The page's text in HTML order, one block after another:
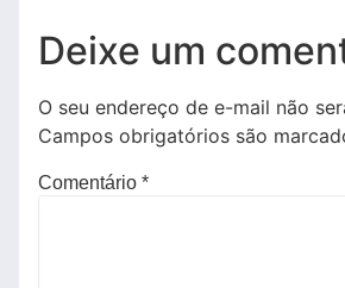
Deixe um
O seu endereço de e-mail não
Campos obrigatórios são
Comentário *